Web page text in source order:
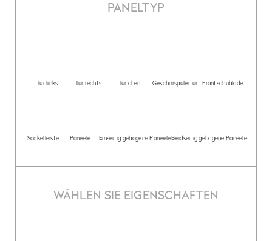
PANELTYP
Tür links Tür rechts Tür oben Geschirrspülertür Frontschublade
Sockelleiste Paneele Einseitig gebogene PaneeleBeidseitig gebogene Paneele
WÄHLEN SIE EIGENSCHAFTEN